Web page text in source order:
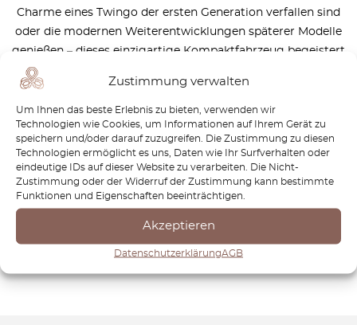
Zustimmung verwalten
Um Ihnen das beste Erlebnis zu bieten, verwenden wir
Technologien wie Cookies, um Informationen auf Ihrem Gerät zu
speichern und/oder darauf zuzugreifen. Die Zustimmung zu diesen
Technologien ermöglicht es uns, Daten wie Ihr Surfverhalten oder
eindeutige IDs auf dieser Website zu verarbeiten. Die Nicht-
Zustimmung oder der Widerruf der Zustimmung kann bestimmte
Funktionen und Eigenschaften beeinträchtigen.
Akzeptieren
DatenschutzerklärungAGB
Charme eines Twingo der ersten Generation verfallen sind
oder die modernen Weiterentwicklungen späterer Modelle
genießen – dieses einzigartige Kompaktfahrzeug begeistert
und bindet Fahrer auf der ganzen Welt bis heute. Wir
setzen uns dafür ein, Ihnen dabei zu helfen, die
Zuverlässigkeit, den Komfort und den unverwechselbaren
Charakter zu bewahren, die den Twingo so besonders
machen. Dank unserer Expertise und unserer sorgfältig
ausgewählten hochwertigen Ersatzteile können Sie
sicherstellen, dass Ihr Renault Twingo viele Jahre lang
optimale Leistung bringt. Vertrauen Sie auf OctoClassic,
um Ihr Restaurations- oder Wartungsprojekt mit
fachkundiger Beratung und Premium-Komponenten zu
unterstützen.